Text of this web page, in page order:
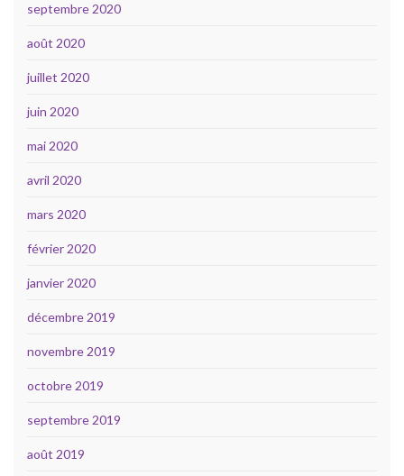
septembre 2020
août 2020
juillet 2020
juin 2020
mai 2020
avril 2020
mars 2020
février 2020
janvier 2020
décembre 2019
novembre 2019
octobre 2019
septembre 2019
août 2019